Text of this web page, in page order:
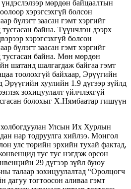
үндэслэлээр мөрдөн байцаалтын
хэрэгсэхгүй болсон
бүлэгт заасан гэмт хэргийг
тусгасан байна. Түүнчлэн дээрх
хэрэгсэхгүй болсон
бүлэгт заасан гэмт хэргийг
тусгасан байна. Мөн мөрдөн
шатанд шалгагдаж байгаа гэмт
тоолохгүй байхаар, Эрүүгийн
Эрүүгийн хуулийн 1.9 дүгээр зүйлд
зохицуулалт үйлчлэхгүй
болохыг Х.Нямбаатар гишүүн
Улсын Их Хурлын
нар тодруулга хийлээ. Монгол
улс төрийн эрхийн тухай фактад,
тус тус нэгдэж орсон
29 дүгээр зүйл буюу
талаар зохицуулалтад “Оролцогч
дагуу тогтоосон аливаа гэмт